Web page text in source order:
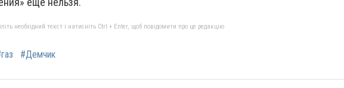
необхідний текст і натисніть Ctrl + Enter, щоб повідомити про це редакцію
#Демчик